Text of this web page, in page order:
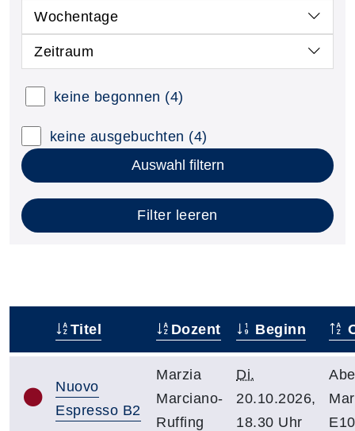
Wochentage
Zeitraum
keine begonnen (4)
keine ausgebuchten (4)
Auswahl filtern
Filter leeren
Titel Dozent Beginn
Nuovo
Espresso B2
Marzia
Marciano-
Ruffing
Di.
20.10.2026,
18.30 Uhr